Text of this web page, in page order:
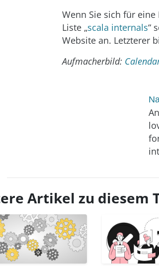
Wenn Sie sich für
Liste „scala internals“
Website an. Letzterer
Aufmacherbild:
Artikel zu diesem